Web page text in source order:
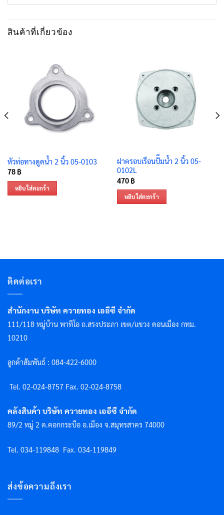
สินค้าที่เกี่ยวข้อง
หัวท่อทางดูดน้ำ 2 นิ้ว 05-0103
78 ฿
หยิบใส่ตะกร้า
ฝาครอบเรือนปั๊มน้ำ 2 นิ้ว 05-
0102L
470 ฿
หยิบใส่ตะกร้า
ติดต่อเรา
สำนักงาน บริษัท ควายทอง เออีซี จำกัด
111/118 หมู่บ้าน พาทิโอ ถ.สรงประภา เขต/แขวง ดอนเมือง กทม.
10210
ลูกค้าสัมพันธ์ : 084-422-6000
Tel. 02-024-8757 Fax. 02-024-8758
คลังสินค้า บริษัท ควายทอง เออีซี จำกัด
89/2 หมู่ 2 ต.คอกกระบือ อ.เมือง จ.สมุทรสาคร 74000
Tel. 034-119848 Fax. 034-119849
ส่งข้อความถึงเรา